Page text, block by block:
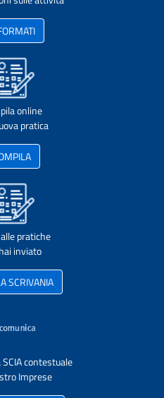
online
pratica
pratiche
inviato
SCRIVANIA
contestuale
Imprese